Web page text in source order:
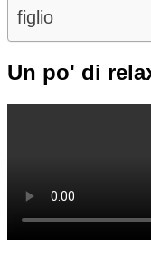
figlio
Un po' di